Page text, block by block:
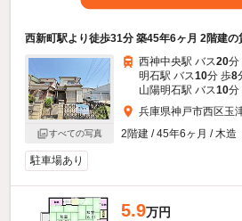
西新町駅より徒歩31分 築45年6ヶ月 2階建の
すべての写真
西神中央駅 バス20分
明石駅 バス10分 歩8
山陽明石駅 バス10分
兵庫県神戸市西区玉
2階建 / 45年6ヶ月 / 木造
駐車場あり
5.9万円